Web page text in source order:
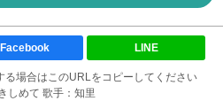
Facebook LINE
る場合はこのURLをコピーしてください
しめて 歌手：知里